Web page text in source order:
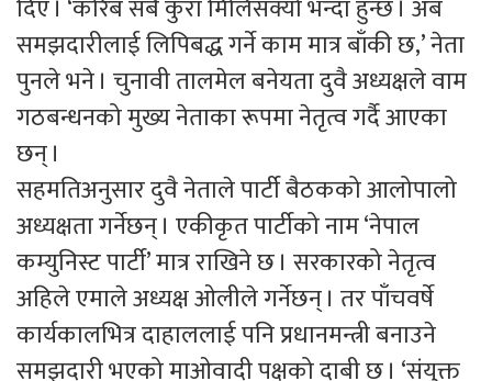
दिए । ‘करिब सबै कुरा मिलिसक्यो भन्दा हुन्छ । अब
समझदारीलाई लिपिबद्ध गर्ने काम मात्र बाँकी छ,’ नेता
पुनले भने । चुनावी तालमेल बनेयता दुवै अध्यक्षले वाम
गठबन्धनको मुख्य नेताका रूपमा नेतृत्व गर्दै आएका
छन् ।
सहमतिअनुसार दुवै नेताले पार्टी बैठकको आलोपालो
अध्यक्षता गर्नेछन् । एकीकृत पार्टीको नाम ‘नेपाल
कम्युनिस्ट पार्टी’ मात्र राखिने छ । सरकारको नेतृत्व
अहिले एमाले अध्यक्ष ओलीले गर्नेछन् । तर पाँचवर्षे
कार्यकालभित्र दाहाललाई पनि प्रधानमन्त्री बनाउने
समझदारी भएको माओवादी पक्षको दाबी छ । ‘संयुक्त